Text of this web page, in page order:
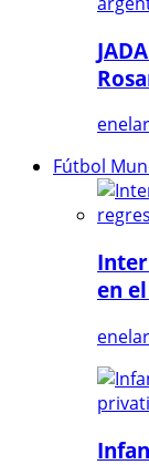
Fútbol
en